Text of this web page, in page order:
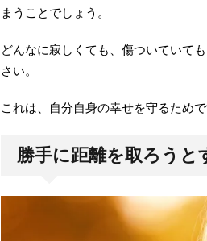
まうことでしょう。
どんなに寂しくても、傷ついていて
さい。
これは、自分自身の幸せを守るため
勝手に距離を取ろうと